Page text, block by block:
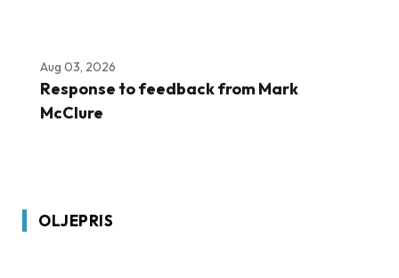
Aug 03, 2026
Response to feedback from Mark
McClure
OLJEPRIS